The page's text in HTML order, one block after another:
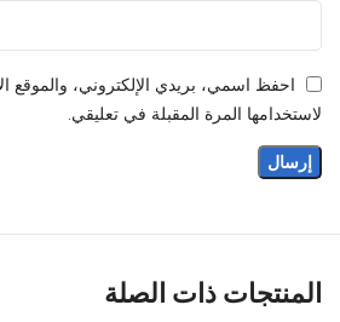
احفظ اسمي، بريدي الإلكتروني، والموقع
لاستخدامها المرة المقبلة في تعليقي.
المنتجات ذات الصلة